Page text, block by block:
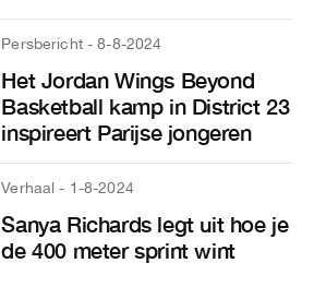
Persbericht - 8-8-2024
Het Jordan Wings Beyond
Basketball kamp in District 23
inspireert Parijse jongeren
Verhaal - 1-8-2024
Sanya Richards legt uit hoe je
de 400 meter sprint wint